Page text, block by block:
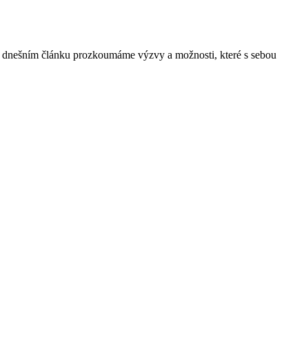
článku prozkoumáme výzvy a možnosti, které s sebou